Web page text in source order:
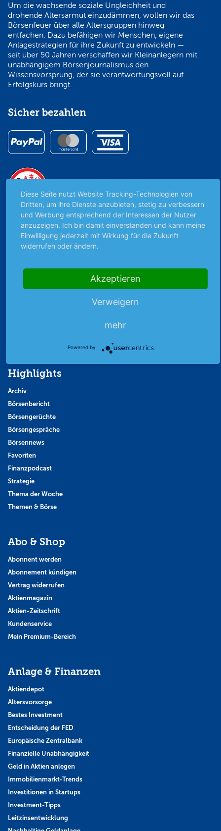
Um die wachsende soziale Ungleichheit und
drohende Altersarmut einzudämmen, wollen wir das
Börsenfeuer über alle Altersgruppen hinweg
entfachen. Dazu befähigen wir Menschen, eigene
Anlagestrategien für ihre Zukunft zu entwickeln —
seit über 50 Jahren verschaffen wir Kleinanlegern mit
unabhängigem Börsenjournalismus den
Wissensvorsprung, der sie verantwortungsvoll auf
Erfolgskurs bringt.
Sicher bezahlen
der DEG
Unabhängig & werbefrei
Stets am Puls der Zeit
Schutz persönlicher Daten
Highlights
Archiv
Börsenbericht
Börsengerüchte
Börsengespräche
Börsennews
Favoriten
Finanzpodcast
Strategie
Thema der Woche
Themen & Börse
Abo & Shop
Abonnent werden
Abonnement kündigen
Vertrag widerrufen
Aktienmagazin
Aktien-Zeitschrift
Kundenservice
Mein Premium-Bereich
Anlage & Finanzen
Aktiendepot
Altersvorsorge
Bestes Investment
Entscheidung der FED
Europäische Zentralbank
Finanzielle Unabhängigkeit
Geld in Aktien anlegen
Immobilienmarkt-Trends
Investitionen in Startups
Investment-Tipps
Leitzinsentwicklung
Diese Seite nutzt Website Tracking-Technologien von
Dritten, um ihre Dienste anzubieten, stetig zu verbessern
und Werbung entsprechend der Interessen der Nutzer
anzuzeigen. Ich bin damit einverstanden und kann meine
Einwilligung jederzeit mit Wirkung für die Zukunft
widerrufen oder ändern.
Akzeptieren
Verweigern
mehr
Powered by